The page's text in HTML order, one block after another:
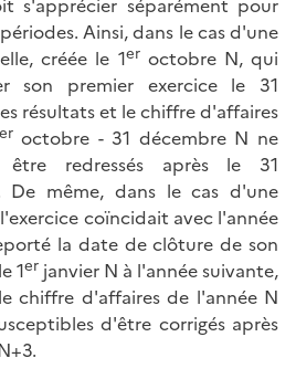
s'apprécier séparément pour
Ainsi, dans le cas d'une
créée le 1eroctobre N, qui
son premier exercice le 31
résultats et le chiffre d'affaires
eroctobre - 31 décembre N ne
redressés après le 31
De même, dans le cas d'une
coïncidait avec l'année
la date de clôture de son
1er janvier N à l'année suivante,
chiffre d'affaires de l'année N
d'être corrigés après